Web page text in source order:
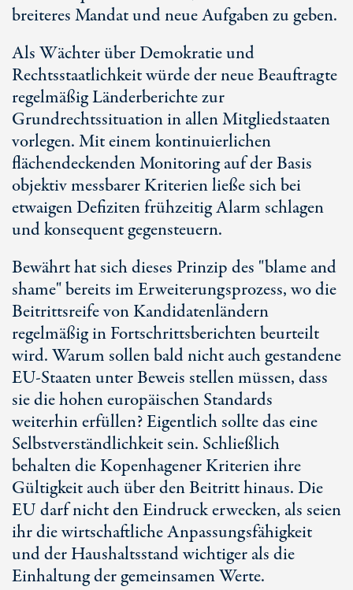
breiteres Mandat und neue Aufgaben zu geben.
Als Wächter über Demokratie und
Rechtsstaatlichkeit würde der neue Beauftragte
regelmäßig Länderberichte zur
Grundrechtssituation in allen Mitgliedstaaten
vorlegen. Mit einem kontinuierlichen
flächendeckenden Monitoring auf der Basis
objektiv messbarer Kriterien ließe sich bei
etwaigen Defiziten frühzeitig Alarm schlagen
und konsequent gegensteuern.
Bewährt hat sich dieses Prinzip des "blame and
shame" bereits im Erweiterungsprozess, wo die
Beitrittsreife von Kandidatenländern
regelmäßig in Fortschrittsberichten beurteilt
wird. Warum sollen bald nicht auch gestandene
EU-Staaten unter Beweis stellen müssen, dass
sie die hohen europäischen Standards
weiterhin erfüllen? Eigentlich sollte das eine
Selbstverständlichkeit sein. Schließlich
behalten die Kopenhagener Kriterien ihre
Gültigkeit auch über den Beitritt hinaus. Die
EU darf nicht den Eindruck erwecken, als seien
ihr die wirtschaftliche Anpassungsfähigkeit
und der Haushaltsstand wichtiger als die
Einhaltung der gemeinsamen Werte.